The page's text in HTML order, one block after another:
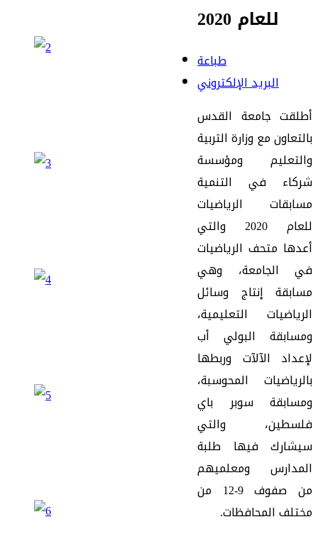
للعام 2020
طباعة
البريد الإلكتروني
أطلقت جامعة القدس
بالتعاونمعوزارةالتربية
والتعليم
ومؤسسة
شركاء
في
التنمية
مسابقات
الرياضيات
للعام
والتي
أعدها متحف الرياضيات
في
الجامعة، وهي
مسابقة إنتاج وسائل
الرياضيات
التعليمية،
ومسابقة
البولي
أب
لإعداد الآلآت وربطها
بالرياضيات
المحوسبة،
ومسابقة
سوبرباي
فلسطين، والتي
سيشارك فيها
طلبة
المدارس
ومعلميهم
من صفوف9-12
من
مختلفالمحافظات.